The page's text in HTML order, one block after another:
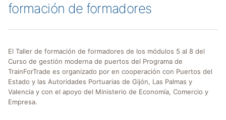
formación de formadores
El Taller de formación de formadores de los módulos 5 al 8 del
Curso de gestión moderna de puertos del Programa de
TrainForTrade es organizado por en cooperación con Puertos del
Estado y las Autoridades Portuarias de Gijón, Las Palmas y
Valencia y con el apoyo del Ministerio de Economía, Comercio y
Empresa.